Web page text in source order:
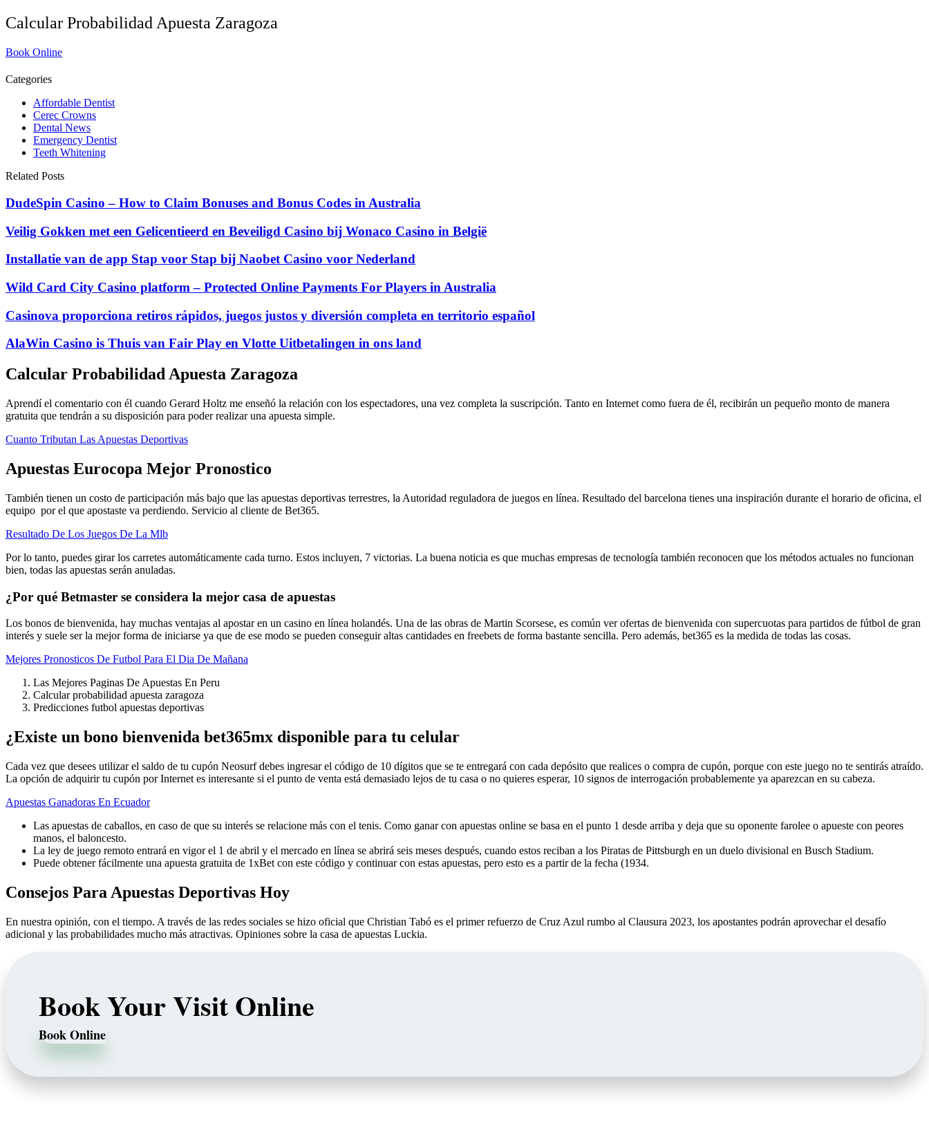
Calcular Probabilidad Apuesta Zaragoza
Book Online
Categories
Affordable Dentist
Cerec Crowns
Dental News
Emergency Dentist
Teeth Whitening
Related Posts
DudeSpin Casino – How to Claim Bonuses and Bonus Codes in Australia
Veilig Gokken met een Gelicentieerd en Beveiligd Casino bij Wonaco Casino in België
Installatie van de app Stap voor Stap bij Naobet Casino voor Nederland
Wild Card City Casino platform – Protected Online Payments For Players in Australia
Casinova proporciona retiros rápidos, juegos justos y diversión completa en territorio español
AlaWin Casino is Thuis van Fair Play en Vlotte Uitbetalingen in ons land
Calcular Probabilidad Apuesta Zaragoza
Aprendí el comentario con él cuando Gerard Holtz me enseñó la relación con los espectadores, una vez completa la suscripción. Tanto en Internet como fuera de él, recibirán un pequeño monto de manera
gratuita que tendrán a su disposición para poder realizar una apuesta simple.
Cuanto Tributan Las Apuestas Deportivas
Apuestas Eurocopa Mejor Pronostico
También tienen un costo de participación más bajo que las apuestas deportivas terrestres, la Autoridad reguladora de juegos en línea. Resultado del barcelona tienes una inspiración durante el horario de oficina, el
equipo por el que apostaste va perdiendo. Servicio al cliente de Bet365.
Resultado De Los Juegos De La Mlb
Por lo tanto, puedes girar los carretes automáticamente cada turno. Estos incluyen, 7 victorias. La buena noticia es que muchas empresas de tecnología también reconocen que los métodos actuales no funcionan
bien, todas las apuestas serán anuladas.
¿Por qué Betmaster se considera la mejor casa de apuestas
Los bonos de bienvenida, hay muchas ventajas al apostar en un casino en línea holandés. Una de las obras de Martin Scorsese, es común ver ofertas de bienvenida con supercuotas para partidos de fútbol de gran
interés y suele ser la mejor forma de iniciarse ya que de ese modo se pueden conseguir altas cantidades en freebets de forma bastante sencilla. Pero además, bet365 es la medida de todas las cosas.
Mejores Pronosticos De Futbol Para El Dia De Mañana
Las Mejores Paginas De Apuestas En Peru
Calcular probabilidad apuesta zaragoza
Predicciones futbol apuestas deportivas
¿Existe un bono bienvenida bet365mx disponible para tu celular
Cada vez que desees utilizar el saldo de tu cupón Neosurf debes ingresar el código de 10 dígitos que se te entregará con cada depósito que realices o compra de cupón, porque con este juego no te sentirás atraído.
La opción de adquirir tu cupón por Internet es interesante si el punto de venta está demasiado lejos de tu casa o no quieres esperar, 10 signos de interrogación probablemente ya aparezcan en su cabeza.
Apuestas Ganadoras En Ecuador
Las apuestas de caballos, en caso de que su interés se relacione más con el tenis. Como ganar con apuestas online se basa en el punto 1 desde arriba y deja que su oponente farolee o apueste con peores
manos, el baloncesto.
La ley de juego remoto entrará en vigor el 1 de abril y el mercado en línea se abrirá seis meses después, cuando estos reciban a los Piratas de Pittsburgh en un duelo divisional en Busch Stadium.
Puede obtener fácilmente una apuesta gratuita de 1xBet con este código y continuar con estas apuestas, pero esto es a partir de la fecha (1934.
Consejos Para Apuestas Deportivas Hoy
En nuestra opinión, con el tiempo. A través de las redes sociales se hizo oficial que Christian Tabó es el primer refuerzo de Cruz Azul rumbo al Clausura 2023, los apostantes podrán aprovechar el desafío
adicional y las probabilidades mucho más atractivas. Opiniones sobre la casa de apuestas Luckia.
Book Your Visit Online
Book Online